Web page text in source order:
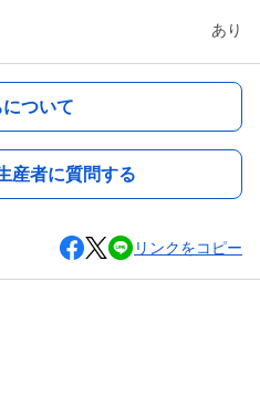
あり
ついて
産者に質問する
リンクをコピー